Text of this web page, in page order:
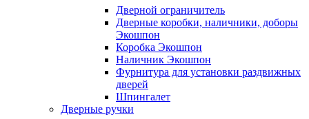
Дверной ограничитель
Дверные коробки, наличники, доборы
Экошпон
Коробка Экошпон
Наличник Экошпон
Фурнитура для установки раздвижных
дверей
Шпингалет
Дверные ручки